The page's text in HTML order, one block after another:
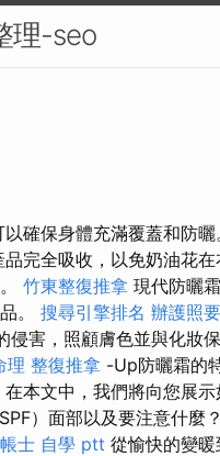
理-seo
確保身體充滿覆蓋和防
完全吸收，以免奶油花
竹東整復推拿 現代防曬
。 搜尋引擎排名 辦護照
害，照顧膚色並與化妝
理 整復推拿 -Up防曬霜的
本文中，我們將向您展示
）面部以及要注意什麼？
士 自學 ptt 從愉快的變